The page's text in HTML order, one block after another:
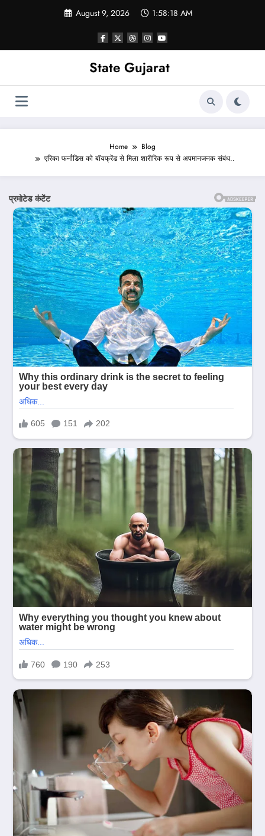
August 9, 2026 1:58:20 AM
State Gujarat
Home
Blog
एरिका फर्नांडिस को बॉयफ्रेंड से मिला शारीरिक रूप से अपमानजनक संबंध..